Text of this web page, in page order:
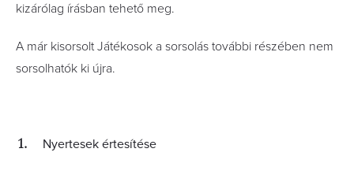
kizárólag írásban tehető meg.
A már kisorsolt Játékosok a sorsolás további részében nem
sorsolhatók ki újra.
Nyertesek értesítése